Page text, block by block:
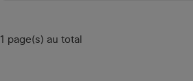
1 page(s) au total